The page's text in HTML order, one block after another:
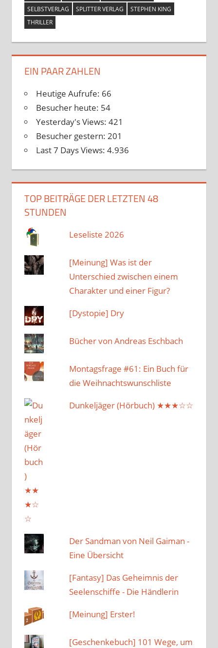
SELBSTVERLAG
SPLITTER VERLAG
STEPHEN KING
THRILLER
EIN PAAR ZAHLEN
Heutige Aufrufe: 66
Besucher heute: 54
Yesterday's Views: 421
Besucher gestern: 201
Last 7 Days Views: 4.936
TOP BEITRÄGE DER LETZTEN 48
STUNDEN
Leseliste 2026
[Meinung] Was ist der
Unterschied zwischen einem
Charakter und einer Figur?
[Dystopie] Dry
Bücher von Andreas Eschbach
Montagsfrage #61: Ein Buch für
die Weihnachtswunschliste
Dunkeljäger (Hörbuch) ★★★☆☆
Der Sandman von Neil Gaiman -
Eine Übersicht
[Fantasy] Das Geheimnis der
Seelenschiffe - Die Händlerin
[Meinung] Erster!
[Geschenkebuch] 101 Wege, um